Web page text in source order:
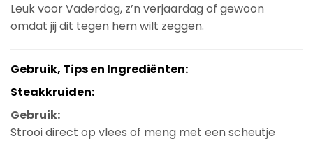
Leuk voor Vaderdag, z’n verjaardag of gewoon
omdat jij dit tegen hem wilt zeggen.
Gebruik, Tips en Ingrediënten:
Steakkruiden:
Gebruik:
Strooi direct op vlees of meng met een scheutje